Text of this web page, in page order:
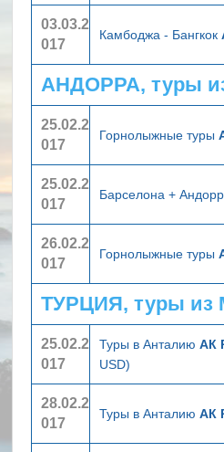
03.03.2
017
Камбоджа - Бангкок
АНДОРРА, туры
25.02.2
017
Горнолыжные туры
25.02.2
017
Барселона +
26.02.2
017
Горнолыжные туры
ТУРЦИЯ, туры из
25.02.2
017
Туры в Анталию АК
USD)
28.02.2
017
Туры в Анталию АК